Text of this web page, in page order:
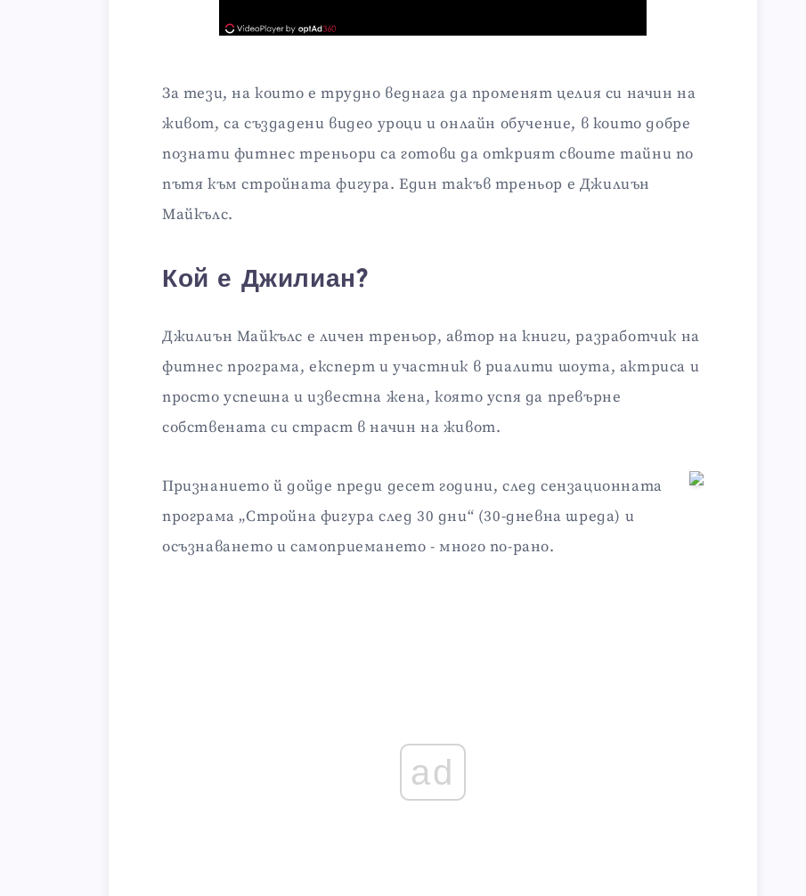
За тези, на които е трудно веднага да променят целия си начин на
живот, са създадени видео уроци и онлайн обучение, в които добре
познати фитнес треньори са готови да открият своите тайни по
пътя към стройната фигура. Един такъв треньор е Джилиън
Майкълс.
Кой е Джилиан?
Джилиън Майкълс е личен треньор, автор на книги, разработчик на
фитнес програма, експерт и участник в риалити шоута, актриса и
просто успешна и известна жена, която успя да превърне
собствената си страст в начин на живот.
Признанието й дойде преди десет години, след сензационната
програма „Стройна фигура след 30 дни“ (30-дневна шреда) и
осъзнаването и самоприемането - много по-рано.
ad